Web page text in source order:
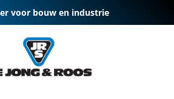
voor bouw en industrie